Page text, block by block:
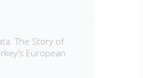
The Story of
European